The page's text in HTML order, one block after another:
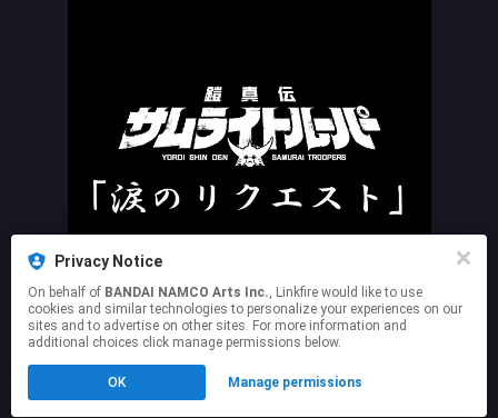
Privacy Notice
On behalf of BANDAI NAMCO Arts Inc., Linkfire would like to use
cookies and similar technologies to personalize your experiences on our
sites and to advertise on other sites. For more information and
additional choices click manage permissions below.
OK Manage permissions
ストリーミング＆ダウンロード
This page may contain affiliate links.